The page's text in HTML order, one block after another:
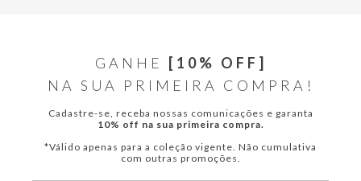
GANHE
[10% OFF]
NA SUA PRIMEIRA COMPRA!
Cadastre-se, receba nossas comunicações e garanta
10% off na sua primeira compra.
*Válido apenas para a coleção vigente. Não cumulativa
com outras promoções.